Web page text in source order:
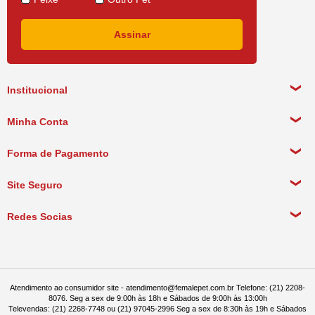
Institucional
Política de Pagamento
Política de Entrega
Minha Conta
Forma de Pagamento
Site Seguro
Redes Socias
Atendimento ao consumidor site - atendimento@femalepet.com.br Telefone: (21) 2208-
8076. Seg a sex de 9:00h às 18h e Sábados de 9:00h às 13:00h
Televendas: (21) 2268-7748 ou (21) 97045-2996 Seg a sex de 8:30h às 19h e Sábados